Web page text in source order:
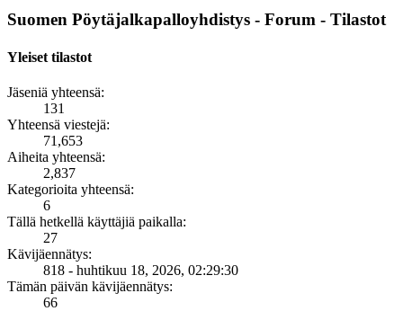
Suomen Pöytäjalkapalloyhdistys - Forum - Tilastot
Yleiset tilastot
Jäseniä yhteensä:
131
Yhteensä viestejä:
71,653
Aiheita yhteensä:
2,837
Kategorioita yhteensä:
6
Tällä hetkellä käyttäjiä paikalla:
27
Kävijäennätys:
818 - huhtikuu 18, 2026, 02:29:30
Tämän päivän kävijäennätys:
66